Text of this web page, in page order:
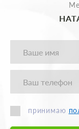
принимаю